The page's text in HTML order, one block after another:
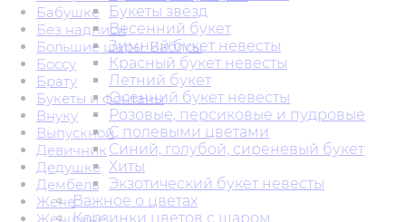
Бабушке
Без надписи
Большие шары. Баблсы
Боссу
Брату
Букеты и фонтаны
Внуку
Выпускной
Девичник
Дедушке
Дембель
Жене
Букеты звёзд
Весенний букет
Зимний букет невесты
Красный букет невесты
Летний букет
Осенний букет невесты
Розовые, персиковые и пудровые
С полевыми цветами
Синий, голубой, сиреневый букет
Хиты
Экзотический букет невесты
Важное о цветах
Корзинки цветов с шаром